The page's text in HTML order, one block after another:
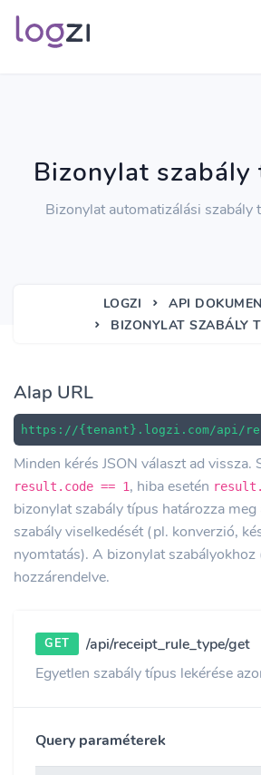
Bizonylat szabály
Bizonylat automatizálási szabály
LOGZI
API
BIZONYLAT SZABÁLY
Alap URL
https://{tenant}.logzi.com/api/
Minden kérés JSON választ ad vissza.
result.code == 1, hiba esetén
bizonylat szabály típus határozza
szabály viselkedését (pl. konverzió,
nyomtatás). A bizonylat szabályokhoz
hozzárendelve.
GET
/api/receipt_rule_type/get
Egyetlen szabály típus lekérése
Query paraméterek